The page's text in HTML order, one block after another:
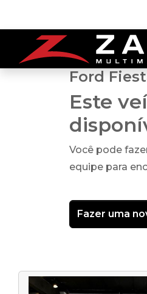
Ford
Este
Você pode
equipe para
Fazer uma